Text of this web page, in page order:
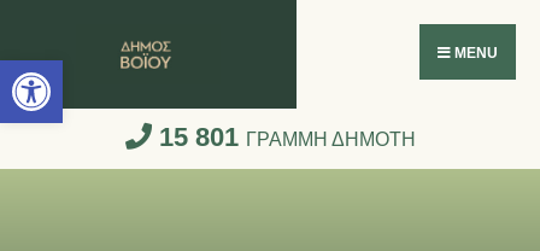
Ανοίξτε τη γραμμή εργαλείων
MENU
15 801 ΓΡΑΜΜΗ ΔΗΜΟΤΗ